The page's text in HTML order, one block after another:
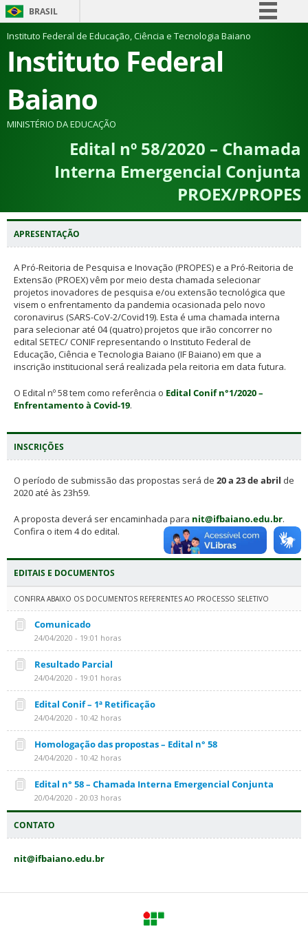
BRASIL
Simplifique!
Comunica BR
Canais
Instituto Federal de Educação, Ciência e Tecnologia Baiano
Instituto Federal
Baiano
MINISTÉRIO DA EDUCAÇÃO
Edital nº 58/2020 – Chamada
Interna Emergencial Conjunta
PROEX/PROPES
APRESENTAÇÃO
A Pró-Reitoria de Pesquisa e Inovação (PROPES) e a Pró-Reitoria de
Extensão (PROEX) vêm por meio desta chamada selecionar
projetos inovadores de pesquisa e/ou extensão tecnológica que
visem o enfrentamento da pandemia ocasionada pelo novo
coronavirus (SARS-CoV-2/Covid19). Esta é uma chamada interna
para selecionar até 04 (quatro) projetos que irão concorrer no
edital SETEC/ CONIF representando o Instituto Federal de
Educação, Ciência e Tecnologia Baiano (IF Baiano) em que a
inscrição institucional será realizada pela reitoria em data futura.
O Edital nº 58 tem como referência o Edital Conif n°1/2020 –
Enfrentamento à Covid-19.
INSCRIÇÕES
O período de submissão das propostas será de 20 a 23 de abril de
2020 até às 23h59.
A proposta deverá ser encaminhada para nit@ifbaiano.edu.br.
Confira o item 4 do edital.
EDITAIS E DOCUMENTOS
CONFIRA ABAIXO OS DOCUMENTOS REFERENTES AO PROCESSO SELETIVO
Comunicado
24/04/2020 - 19:01 horas
Resultado Parcial
24/04/2020 - 19:01 horas
Edital Conif – 1ª Retificação
24/04/2020 - 10:42 horas
Homologação das propostas – Edital n° 58
24/04/2020 - 10:42 horas
Edital n° 58 – Chamada Interna Emergencial Conjunta
20/04/2020 - 20:03 horas
CONTATO
nit@ifbaiano.edu.br